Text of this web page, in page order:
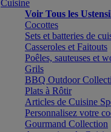
Cuisine
Voir Tous les
Cocottes
Sets et batteries de
Casseroles et Faitouts
Poêles, sauteuses et
Grils
BBQ Outdoor
Plats à Rôtir
Articles de Cuisine
Personnalisez votre
Gourmand Collection